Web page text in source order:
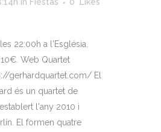
22:00h a l'Església.
Web Quartet
gerhardquartet.com/ El
és un quartet de
l'any 2010 i
El formen quatre